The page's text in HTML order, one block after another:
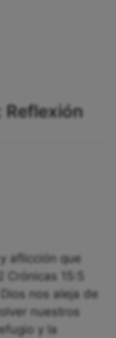
Reflexión
aflicción que
15:5
nos aleja de
nuestros
y la